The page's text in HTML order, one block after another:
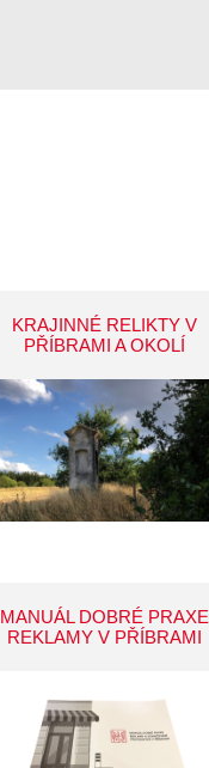
KRAJINNÉ RELIKTY V
PŘÍBRAMI A OKOLÍ
MANUÁL DOBRÉ PRAXE
REKLAMY V PŘÍBRAMI